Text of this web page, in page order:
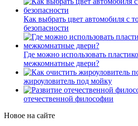
Как выбрать цвет автомобиля с
безопасности
Где можно использовать
межкомнатные двери?
жироуловитель под мойку
отечественной философии
Новое на сайте